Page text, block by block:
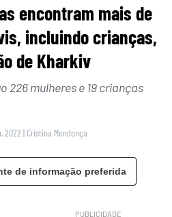
encontram mais de
incluindo crianças,
de Kharkiv
226 mulheres e 19 crianças
2022 | Cristina Mendonça
de informação preferida